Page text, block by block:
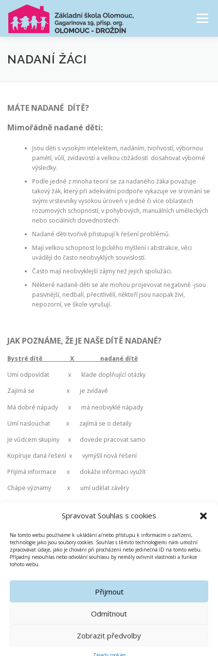
Spravovat Souhlas s cookies
Na tomto webu používáme k ukládání a/nebo přístupu k informacím o zařízení,
technologie jako jsou soubory cookies. Souhlas s těmito technologiemi nám umožní
zpracovávat údaje, jako je chování při procházení nebo jedinečná ID na tomto webu.
Případný nesouhlas nebo odvolání souhlasu by neměly ovlivnit vlastnosti a funkce
tohoto webu.
Přijmout
Odmítnout
Zobrazit předvolby
Přeskočit
obsah
Menu
NAŠE ŠKOLA ŠKOLNÍ DRUŽINA
PRO RODIČE
NADANÍ ŽÁCI
MÁTE NADANÉ DÍTĚ?
Mimořádně nadané děti:
Jsou děti s vysokým intelektem, nadáním, tvořivostí, výbornou
pamětí, vůlí, zvídavostí a velkou ctižádostí dosahovat výborné
výsledky.
Podle jedné z mnoha teorií se za nadaného žáka považuje
takový žák, který při adekvátní podpoře vykazuje ve srovnání se
svými vrstevníky vysokou úroveň v jedné či více oblastech
rozumových schopností, v pohybových, manuálních uměleckých
nebo sociálních dovednostech.
Nadané děti tvořivě přistupují k řešení problémů.
Mají velkou schopnost logického myšlení i abstrakce, věci
uvádějí do často neobvyklých souvislostí.
Často mají neobvyklejší zájmy než jejich spolužáci.
Některé nadané děti se ale mohou projevovat negativně -jsou
pasivnější, nedbalí, přecitlivělí, někteří jsou naopak živí,
nepozorní, ve škole vyrušují.
JAK POZNÁME, ŽE JE NAŠE DÍTĚ NADANÉ?
Bystré dítě X nadané dítě
Umí odpovídat x klade doplňující otázky
Zajímá se x je zvídavé
Má dobré nápady x má neobvyklé nápady
Umí naslouchat x zajímá se o detaily
Je vůdcem skupiny x dovede pracovat samo
Kopíruje daná řešení x vymýšlí nová řešení
Přijímá informace x dokáže informaci využít
Chápe významy x umí udělat závěry
Pokud se domníváte, že je vaše dítě nadané,obraťte se na třídního
budeme pracovat s jeho nadáním, rozvíjet jeho talent, umožníme mu
postupovat rychlejším tempem, budeme mu předávat rozšiřující
informace k učivu.